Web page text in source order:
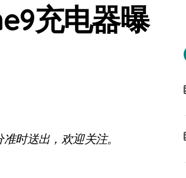
充电器曝
时送出，欢迎关注。